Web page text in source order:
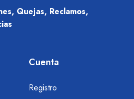
Quejas, Reclamos,
Cuenta
Registro